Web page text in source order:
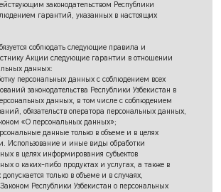
законодательством Республики
гарантий, указанных в настоящих
соблюдать следующие правила и
Акции следующие гарантии в отношении
данных:
персональных данных с соблюдением всех
законодательства Республики Узбекистан в
данных, в том числе с соблюдением
обязательств оператора персональных данных,
«О персональных данных»;
данные только в объеме и в целях
Использование и иные виды обработки
в целях информирования субъектов
о каких-либо продуктах и услугах, а также в
только в объеме и в случаях,
Республики Узбекистан о персональных